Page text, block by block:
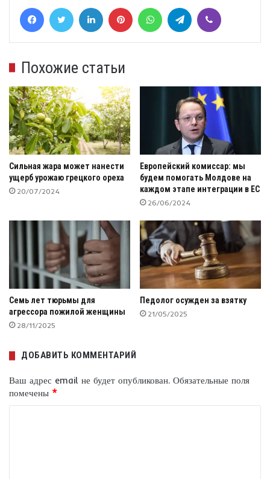
FacebookTwitter LinkedIn Pinterest WhatsAppTelegram
Похожие статьи
Сильная жара может нанести
ущерб урожаю грецкого ореха
20/07/2024
Европейский комиссар: мы
будем помогать Молдове на
каждом этапе интеграции в ЕС
26/06/2024
Семь лет тюрьмы для
агрессора пожилой женщины
28/11/2025
Педолог осужден за взятку
21/05/2025
ДОБАВИТЬ КОММЕНТАРИЙ
Ваш адрес email не будет опубликован. Обязательные поля
помечены *